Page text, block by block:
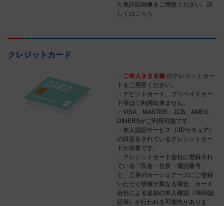
た免許証画像をご用意ください。詳
しくは こちら
クレジットカード
・ ご本人さま名義 のクレジットカー
ドをご用意ください。
・デビットカード、プリペイドカー
ド等はご利用出来ません。
・VISA、MASTER、JCB、AMEX、
DINERSがご利用可能です。
・本人認証サービス（3Dセキュア）
の設定をされているクレジットカー
ドが必要です。
・クレジットカード会社に登録され
ている「氏名・住所・電話番号」
と、三井のカーシェアーズにご登録
いただく情報が異なる場合、カード
会社による追加の本人確認（SMS認
証等）が行われる可能性がありま